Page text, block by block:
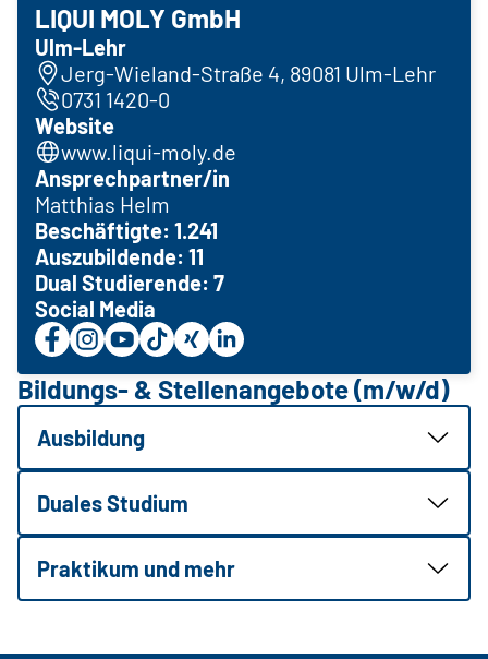
LIQUI MOLY GmbH
Ulm-Lehr
Jerg-Wieland-Straße 4, 89081 Ulm-Lehr
0731 1420-0
Website
www.liqui-moly.de
Ansprechpartner/in
Matthias Helm
Beschäftigte: 1.241
Auszubildende: 11
Dual Studierende: 7
Social Media
Bildungs- & Stellenangebote (m/w/d)
Ausbildung
Duales Studium
Praktikum und mehr